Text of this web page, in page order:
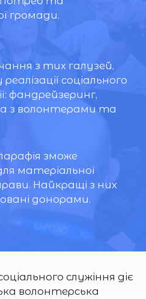
громади.
з тих галузей,
соціального
фандрейзеринг,
з волонтерами та
зможе
матеріальної
Найкращі з них
донорами.
служіння діє
волонтерська